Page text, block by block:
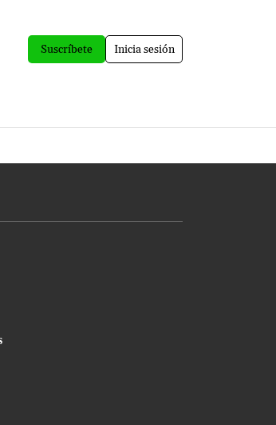
Suscríbete Inicia sesión